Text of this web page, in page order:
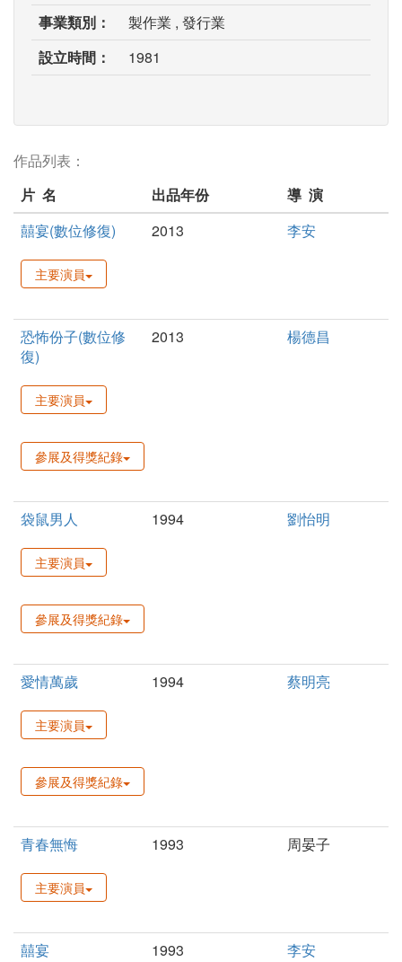
事業類別：
製作業 , 發行業
設立時間：
1981
作品列表：
片 名
出品年份
導 演
囍宴(數位修復)
2013 李安
主要演員
恐怖份子(數位修
復)
2013 楊德昌
主要演員
參展及得獎紀錄
袋鼠男人 1994 劉怡明
主要演員
參展及得獎紀錄
愛情萬歲 1994 蔡明亮
主要演員
參展及得獎紀錄
青春無悔 1993 周晏子
主要演員
囍宴 1993 李安